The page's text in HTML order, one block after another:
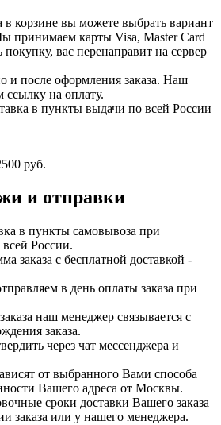
корзине вы можете выбрать вариант
принимаем карты Visa, Master Card
вас перенаправит на сервер
и после оформления заказа. Наш
на оплату.
в пункты выдачи по всей России
руб.
и отправки
в пункты самовывоза при
России.
заказа с бесплатной доставкой -
в день оплаты заказа при
наш менеджер связывается с
заказа.
через чат мессенджера и
от выбранного Вами способа
Вашего адреса от Москвы.
сроки доставки Вашего заказа
заказа или у нашего менеджера.